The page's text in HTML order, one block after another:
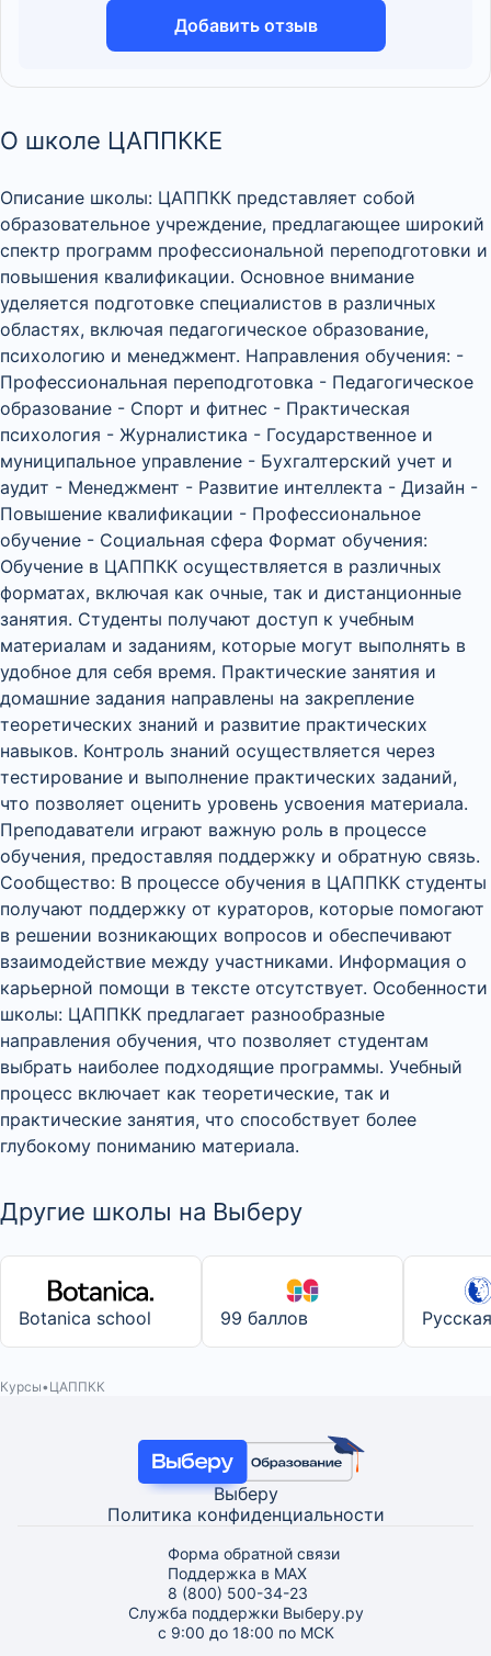
Добавить отзыв
О школе ЦАППККЕ
Описание школы: ЦАППКК представляет собой
образовательное учреждение, предлагающее широкий
спектр программ профессиональной переподготовки и
повышения квалификации. Основное внимание
уделяется подготовке специалистов в различных
областях, включая педагогическое образование,
психологию и менеджмент. Направления обучения: -
Профессиональная переподготовка - Педагогическое
образование - Спорт и фитнес - Практическая
психология - Журналистика - Государственное и
муниципальное управление - Бухгалтерский учет и
аудит - Менеджмент - Развитие интеллекта - Дизайн -
Повышение квалификации - Профессиональное
обучение - Социальная сфера Формат обучения:
Обучение в ЦАППКК осуществляется в различных
форматах, включая как очные, так и дистанционные
занятия. Студенты получают доступ к учебным
материалам и заданиям, которые могут выполнять в
удобное для себя время. Практические занятия и
домашние задания направлены на закрепление
теоретических знаний и развитие практических
навыков. Контроль знаний осуществляется через
тестирование и выполнение практических заданий,
что позволяет оценить уровень усвоения материала.
Преподаватели играют важную роль в процессе
обучения, предоставляя поддержку и обратную связь.
Сообщество: В процессе обучения в ЦАППКК студенты
получают поддержку от кураторов, которые помогают
в решении возникающих вопросов и обеспечивают
взаимодействие между участниками. Информация о
карьерной помощи в тексте отсутствует. Особенности
школы: ЦАППКК предлагает разнообразные
направления обучения, что позволяет студентам
выбрать наиболее подходящие программы. Учебный
процесс включает как теоретические, так и
практические занятия, что способствует более
глубокому пониманию материала.
Другие школы на Выберу
Botanica school 99 баллов
Курсы ЦАППКК
Выберу
Политика конфиденциальности
Форма обратной связи
Поддержка в MAX
8 (800) 500-34-23
Служба поддержки Выберу.ру
с 9:00 до 18:00 по МСК